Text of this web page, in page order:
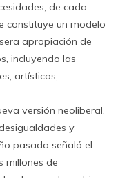
de cada
constituye un modelo
apropiación de
incluyendo las
artísticas,
versión neoliberal,
y
pasado señaló el
millones de